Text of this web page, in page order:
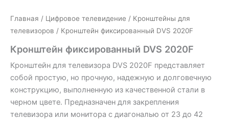
Главная / Цифровое телевидение / Кронштейны для
телевизоров / Кронштейн фиксированный DVS 2020F
Кронштейн фиксированный DVS 2020F
Кронштейн для телевизора DVS 2020F представляет
собой простую, но прочную, надежную и долговечную
конструкцию, выполненную из качественной стали в
черном цвете. Предназначен для закрепления
телевизора или монитора с диагональю от 23 до 42